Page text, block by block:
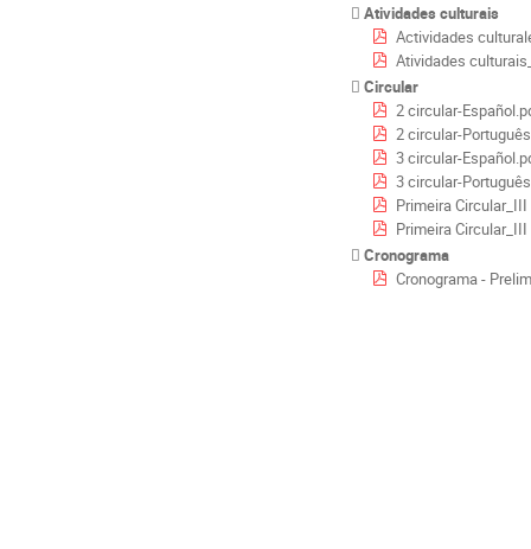
Atividades culturais
Actividades
Atividades
Circular
2 circular-
2 circular-
3 circular-
3 circular-
Primeira Circular_III
Primeira Circular_III
Cronograma
Cronograma -